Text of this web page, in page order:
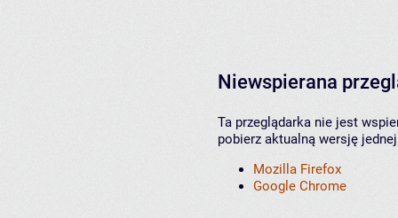
Niewspierana
Ta przeglądarka nie jest
pobierz aktualną wersję
Mozilla Firefox
Google Chrome